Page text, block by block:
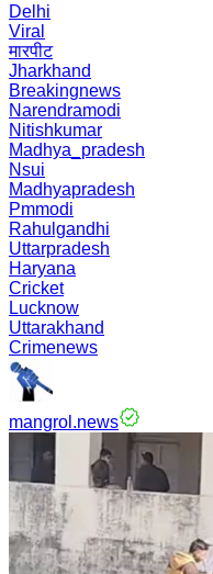
Delhi
Viral
मारपीट
Jharkhand
Breakingnews
Narendramodi
Nitishkumar
Madhya_pradesh
Nsui
Madhyapradesh
Pmmodi
Rahulgandhi
Uttarpradesh
Haryana
Cricket
Lucknow
Uttarakhand
Crimenews
mangrol.news